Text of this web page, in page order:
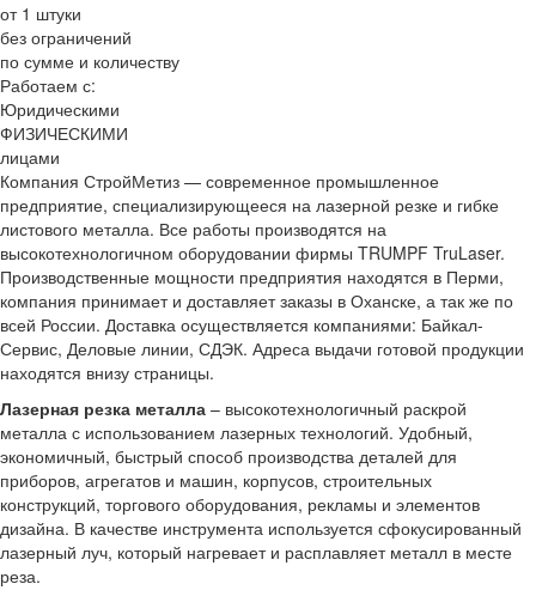
от 1 штуки
без ограничений
по сумме и количеству
Работаем с:
Юридическими
ФИЗИЧЕСКИМИ
лицами
Компания СтройМетиз — современное промышленное
предприятие, специализирующееся на лазерной резке и гибке
листового металла. Все работы производятся на
высокотехнологичном оборудовании фирмы TRUMPF TruLaser.
Производственные мощности предприятия находятся в Перми,
компания принимает и доставляет заказы в Оханске, а так же по
всей России. Доставка осуществляется компаниями: Байкал-
Сервис, Деловые линии, СДЭК. Адреса выдачи готовой продукции
находятся внизу страницы.
Лазерная резка металла – высокотехнологичный раскрой
металла с использованием лазерных технологий. Удобный,
экономичный, быстрый способ производства деталей для
приборов, агрегатов и машин, корпусов, строительных
конструкций, торгового оборудования, рекламы и элементов
дизайна. В качестве инструмента используется сфокусированный
лазерный луч, который нагревает и расплавляет металл в месте
реза.